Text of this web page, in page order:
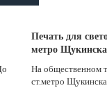
Печать для
метро
На общественном
ст.метро